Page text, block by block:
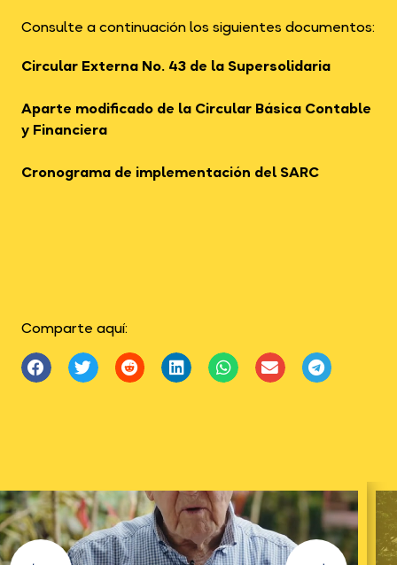
Consulte a continuación los siguientes documentos:
Circular Externa No. 43 de la Supersolidaria
Aparte modificado de la Circular Básica Contable
y Financiera
Cronograma de implementación del SARC
Comparte aquí: